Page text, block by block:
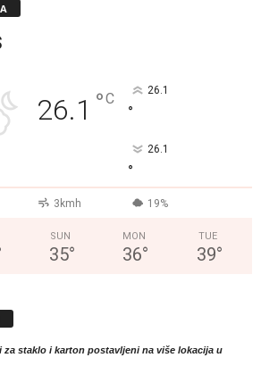
26.1 °C 26.1
°
26.1
°
3kmh 19%
SUN
35°
MON
36°
TUE
39°
za staklo i karton postavljeni na više lokacija u